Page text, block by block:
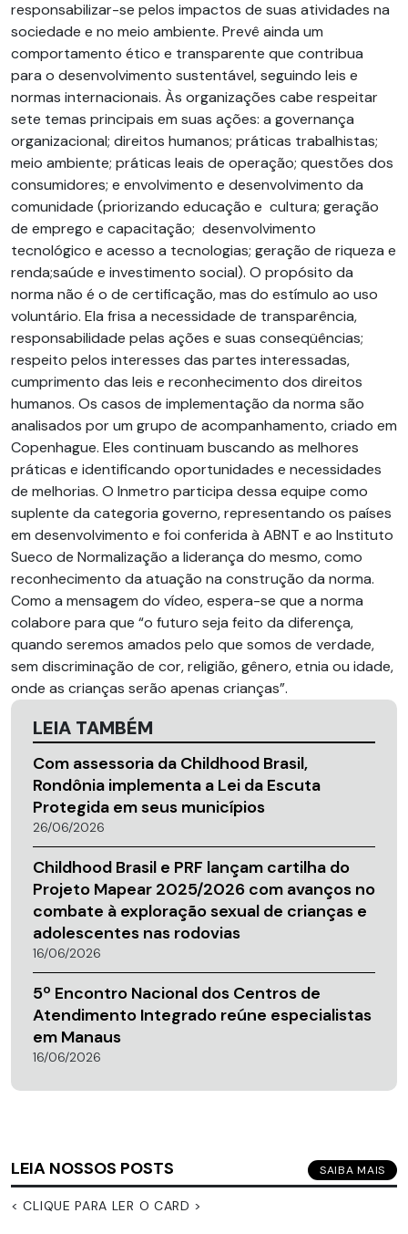
responsabilizar-se pelos impactos de suas atividades na
sociedade e no meio ambiente. Prevê ainda um
comportamento ético e transparente que contribua
para o desenvolvimento sustentável, seguindo leis e
normas internacionais. Às organizações cabe respeitar
sete temas principais em suas ações: a governança
organizacional; direitos humanos; práticas trabalhistas;
meio ambiente; práticas leais de operação; questões dos
consumidores; e envolvimento e desenvolvimento da
comunidade (priorizando educação e cultura; geração
de emprego e capacitação; desenvolvimento
tecnológico e acesso a tecnologias; geração de riqueza e
renda;saúde e investimento social). O propósito da
norma não é o de certificação, mas do estímulo ao uso
voluntário. Ela frisa a necessidade de transparência,
responsabilidade pelas ações e suas conseqüências;
respeito pelos interesses das partes interessadas,
cumprimento das leis e reconhecimento dos direitos
humanos. Os casos de implementação da norma são
analisados por um grupo de acompanhamento, criado em
Copenhague. Eles continuam buscando as melhores
práticas e identificando oportunidades e necessidades
de melhorias. O Inmetro participa dessa equipe como
suplente da categoria governo, representando os países
em desenvolvimento e foi conferida à ABNT e ao Instituto
Sueco de Normalização a liderança do mesmo, como
reconhecimento da atuação na construção da norma.
Como a mensagem do vídeo, espera-se que a norma
colabore para que “o futuro seja feito da diferença,
quando seremos amados pelo que somos de verdade,
sem discriminação de cor, religião, gênero, etnia ou idade,
onde as crianças serão apenas crianças”.
LEIA TAMBÉM
Com assessoria da Childhood Brasil,
Rondônia implementa a Lei da Escuta
Protegida em seus municípios
26/06/2026
Childhood Brasil e PRF lançam cartilha do
Projeto Mapear 2025/2026 com avanços no
combate à exploração sexual de crianças e
adolescentes nas rodovias
16/06/2026
5º Encontro Nacional dos Centros de
Atendimento Integrado reúne especialistas
em Manaus
16/06/2026
LEIA NOSSOS POSTS SAIBA MAIS
< CLIQUE PARA LER O CARD >